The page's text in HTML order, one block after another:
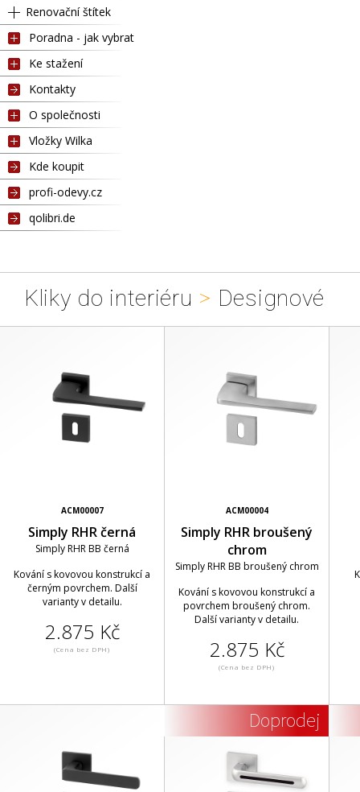
Renovační štítek
Poradna - jak vybrat
Ke stažení
Kontakty
O společnosti
Vložky Wilka
Kde koupit
profi-odevy.cz
qolibri.de
Kliky do interiéru > Designové
ACM00007
Simply RHR černá
Simply RHR BB černá
Kování s kovovou konstrukcí a
černým povrchem. Další
varianty v detailu.
2.875 Kč
(Cena bez DPH)
ACM00004
Simply RHR broušený
chrom
Simply RHR BB broušený chrom
Kování s kovovou konstrukcí a
povrchem broušený chrom.
Další varianty v detailu.
2.875 Kč
(Cena bez DPH)
Doprodej